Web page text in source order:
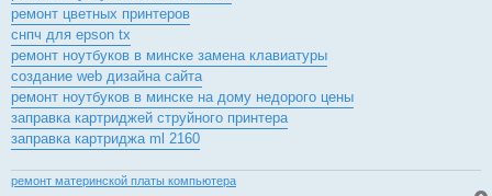
ремонт цветных принтеров
снпч для epson tx
ремонт ноутбуков в минске замена клавиатуры
создание web дизайна сайта
ремонт ноутбуков в минске на дому недорого цены
заправка картриджей струйного принтера
заправка картриджа ml 2160
ремонт материнской платы компьютера